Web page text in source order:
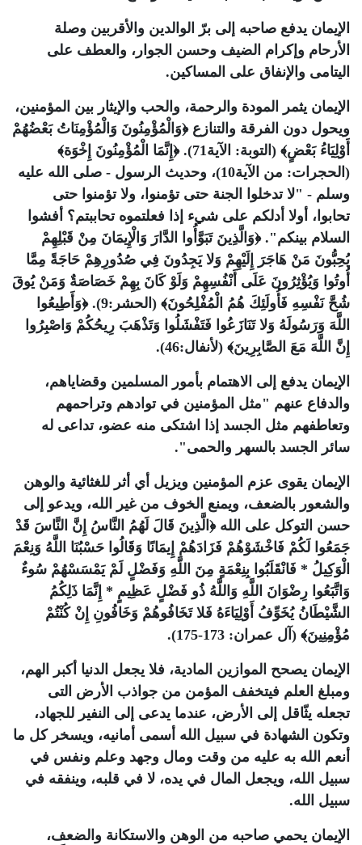
الإيمان يدفع صاحبه إلى برّ الوالدين والأقربين وصلة
الأرحام وإكرام الضيف وحسن الجوار، والعطف على
اليتامى والإنفاق على المساكين.
الإيمان يثمر المودة والرحمة، والحب والإيثار بين المؤمنين،
ويحول دون الفرقة والتنازع ﴿وَالْمُؤْمِنُونَ وَالْمُؤْمِنَاتُ بَعْضُهُمْ
أَوْلِيَاءُ بَعْضٍ﴾ (التوبة: الآية71). ﴿إِنَّمَا الْمُؤْمِنُونَ إِخْوَة﴾
(الحجرات: من الآية10)، وحديث الرسول - صلى الله عليه
وسلم - "لا تدخلوا الجنة حتى تؤمنوا، ولا تؤمنوا حتى
تحابوا، أولا أدلكم على شيء إذا فعلتموه تحاببتم؟ أفشوا
السلام بينكم". ﴿وَالَّذِينَ تَبَوَّأُوا الدَّارَ وَالْإِيمَانَ مِنْ قَبْلِهِمْ
يُحِبُّونَ مَنْ هَاجَرَ إِلَيْهِمْ وَلا يَجِدُونَ فِي صُدُورِهِمْ حَاجَةً مِمَّا
أُوتُوا وَيُؤْثِرُونَ عَلَى أَنْفُسِهِمْ وَلَوْ كَانَ بِهِمْ خَصَاصَةٌ وَمَنْ يُوقَ
شُحَّ نَفْسِهِ فَأُولَئِكَ هُمُ الْمُفْلِحُونَ﴾ (الحشر:9). ﴿وَأَطِيعُوا
اللَّهَ وَرَسُولَهُ وَلا تَنَازَعُوا فَتَفْشَلُوا وَتَذْهَبَ رِيحُكُمْ وَاصْبِرُوا
إِنَّ اللَّهَ مَعَ الصَّابِرِينَ﴾ (لأنفال:46).
الإيمان يدفع إلى الاهتمام بأمور المسلمين وقضاياهم،
والدفاع عنهم "مثل المؤمنين في توادهم وتراحمهم
وتعاطفهم مثل الجسد إذا اشتكى منه عضو، تداعى له
سائر الجسد بالسهر والحمى".
الإيمان يقوى عزم المؤمنين ويزيل أي أثر للغثائية والوهن
والشعور بالضعف، ويمنع الخوف من غير الله، ويدعو إلى
حسن التوكل على الله ﴿الَّذِينَ قَالَ لَهُمُ النَّاسُ إِنَّ النَّاسَ قَدْ
جَمَعُوا لَكُمْ فَاخْشَوْهُمْ فَزَادَهُمْ إِيمَانًا وَقَالُوا حَسْبُنَا اللَّهُ وَنِعْمَ
الْوَكِيلُ * فَانْقَلَبُوا بِنِعْمَةٍ مِنَ اللَّهِ وَفَضْلٍ لَمْ يَمْسَسْهُمْ سُوءٌ
وَاتَّبَعُوا رِضْوَانَ اللَّهِ وَاللَّهُ ذُو فَضْلٍ عَظِيمٍ * إِنَّمَا ذَلِكُمُ
الشَّيْطَانُ يُخَوِّفُ أَوْلِيَاءَهُ فَلا تَخَافُوهُمْ وَخَافُونِ إِنْ كُنْتُمْ
مُؤْمِنِينَ﴾ (آل عمران: 173-175).
الإيمان يصحح الموازين المادية، فلا يجعل الدنيا أكبر الهم،
ومبلغ العلم فيتخفف المؤمن من جواذب الأرض التى
تجعله يثّاقل إلى الأرض، عندما يدعى إلى النفير للجهاد،
وتكون الشهادة في سبيل الله أسمى أمانيه، ويسخر كل ما
أنعم الله به عليه من وقت ومال وجهد وعلم ونفس في
سبيل الله، ويجعل المال في يده، لا في قلبه، وينفقه في
سبيل الله.
الإيمان يحمي صاحبه من الوهن والاستكانة والضعف،